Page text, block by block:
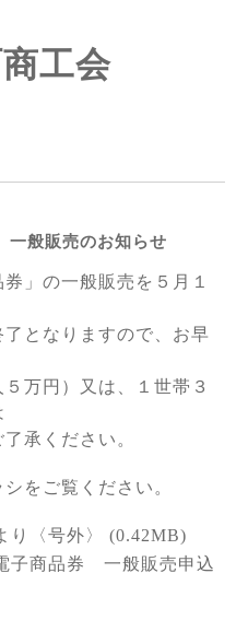
工会
般販売のお知らせ
」の一般販売を５月１
となりますので、お早
万円）又は、１世帯３
承ください。
をご覧ください。
〈号外〉
(0.42MB)
子商品券 一般販売申込